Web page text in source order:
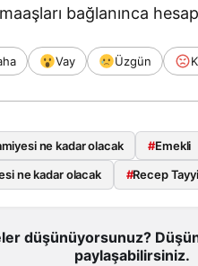
bağlanınca
Vay Üzgün
ne kadar olacak #Emekli
ne kadar olacak #Recep
düşünüyorsunuz?
paylaşabilirsiniz.